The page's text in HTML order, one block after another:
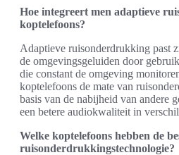
Hoe integreert men adaptieve
koptelefoons?
Adaptieve ruisonderdrukking past
de omgevingsgeluiden door
die constant de omgeving
koptelefoons de mate van
basis van de nabijheid van andere
een betere audiokwaliteit in
Welke koptelefoons hebben de
ruisonderdrukkingstechnologie?